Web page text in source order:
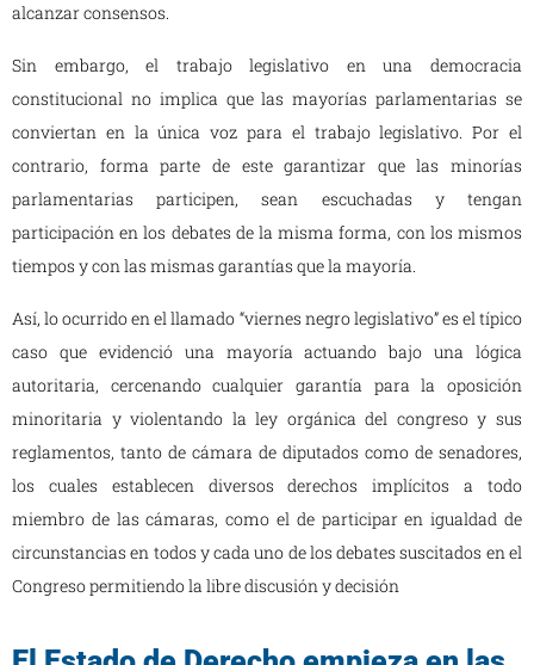
alcanzar consensos.
Sin embargo, el trabajo legislativo en una democracia
constitucional no implica que las mayorías parlamentarias se
conviertan en la única voz para el trabajo legislativo. Por el
contrario, forma parte de este garantizar que las minorías
parlamentarias participen, sean escuchadas y tengan
participación en los debates de la misma forma, con los mismos
tiempos y con las mismas garantías que la mayoría.
Así, lo ocurrido en el llamado “viernes negro legislativo” es el típico
caso que evidenció una mayoría actuando bajo una lógica
autoritaria, cercenando cualquier garantía para la oposición
minoritaria y violentando la ley orgánica del congreso y sus
reglamentos, tanto de cámara de diputados como de senadores,
los cuales establecen diversos derechos implícitos a todo
miembro de las cámaras, como el de participar en igualdad de
circunstancias en todos y cada uno de los debates suscitados en el
Congreso permitiendo la libre discusión y decisión